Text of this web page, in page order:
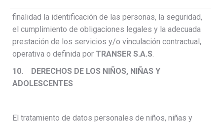
finalidad la identificación de las personas, la seguridad,
el cumplimiento de obligaciones legales y la adecuada
prestación de los servicios y/o vinculación contractual,
operativa o definida por TRANSER S.A.S.
10. DERECHOS DE LOS NIÑOS, NIÑAS Y
ADOLESCENTES
El tratamiento de datos personales de niños, niñas y